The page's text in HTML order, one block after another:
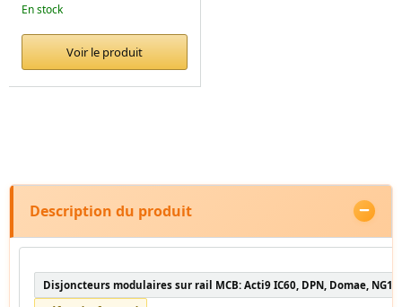
En stock
Voir le produit
Description du produit
Disjoncteurs modulaires sur rail MCB: Acti9 IC60, DPN, Domae,